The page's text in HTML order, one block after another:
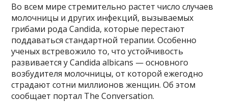
Во всем мире стремительно растет число случаев
молочницы и других инфекций, вызываемых
грибами рода Candida, которые перестают
поддаваться стандартной терапии. Особенно
ученых встревожило то, что устойчивость
развивается у Candida albicans — основного
возбудителя молочницы, от которой ежегодно
страдают сотни миллионов женщин. Об этом
сообщает портал The Conversation.